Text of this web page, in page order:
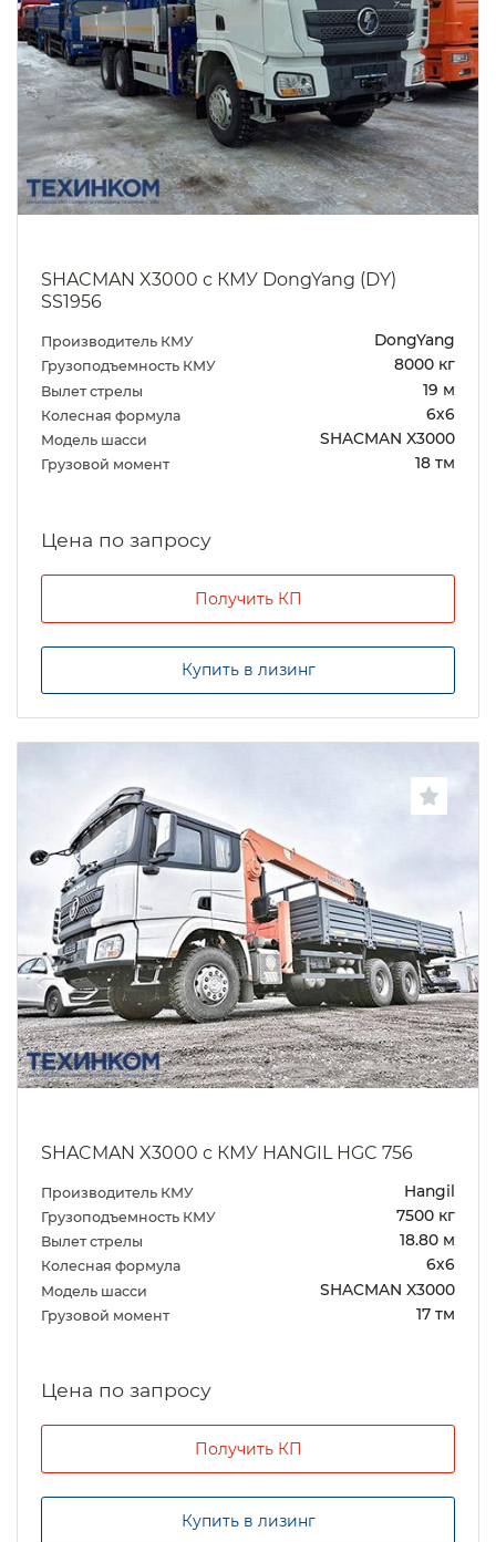
SHACMAN X3000 с КМУ DongYang (DY)
SS1956
Производитель КМУ DongYang
Грузоподъемность КМУ 8000 кг
Вылет стрелы 19 м
Колесная формула 6х6
Модель шасси SHACMAN X3000
Грузовой момент 18 тм
Цена по запросу
Получить КП
Купить в лизинг
SHACMAN X3000 с КМУ HANGIL HGC 756
Производитель КМУ Hangil
Грузоподъемность КМУ 7500 кг
Вылет стрелы 18.80 м
Колесная формула 6х6
Модель шасси SHACMAN X3000
Грузовой момент 17 тм
Цена по запросу
Получить КП
Купить в лизинг